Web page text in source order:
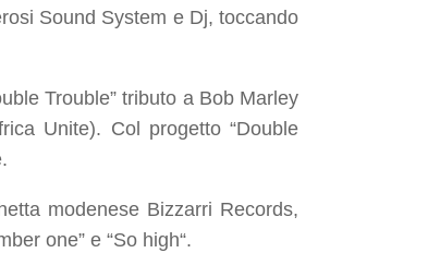
Sound System e Dj, toccando
Trouble” tributo a Bob Marley
Unite). Col progetto “Double
modenese Bizzarri Records,
one” e “So high“.